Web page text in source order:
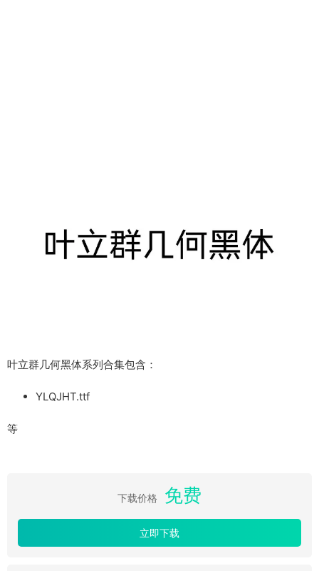
叶立群几何黑体系列合集包含：
YLQJHT.ttf
等
下载价格 免费
立即下载